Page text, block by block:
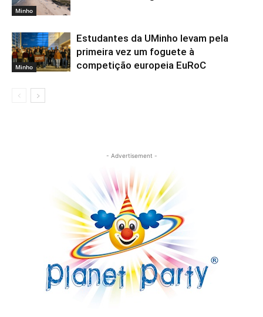
Minho
Minho
Estudantes da UMinho levam pela
primeira vez um foguete à
competição europeia EuRoC
- Advertisement -